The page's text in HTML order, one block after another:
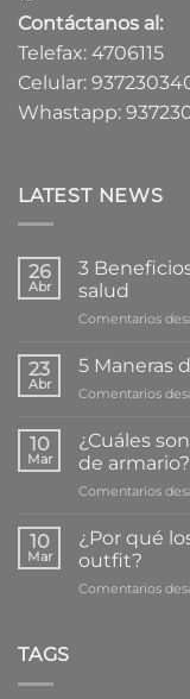
Contáctanos al:
Telefax: 4706115
Celular:
Whastapp:
LATEST NEWS
26
Abr
3
salud
Comentarios
23
Abr
5 Maneras
Comentarios
10
Mar
¿Cuáles
de armario?
Comentarios
10
Mar
¿Por qué
outfit?
Comentarios
TAGS